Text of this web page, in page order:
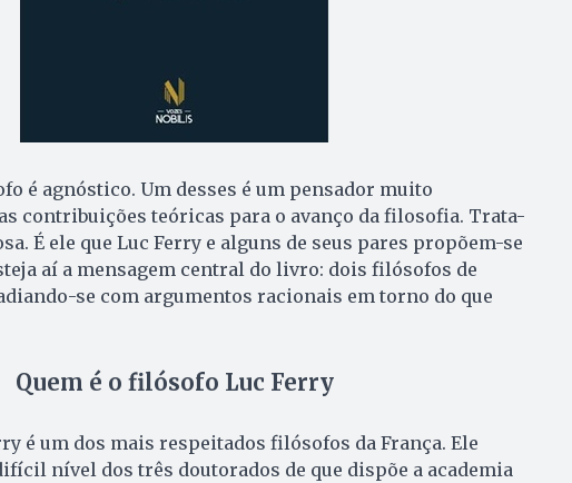
é agnóstico. Um desses é um pensador muito
contribuições teóricas para o avanço da filosofia. Trata-
É ele que Luc Ferry e alguns de seus pares propõem-se
aí a mensagem central do livro: dois filósofos de
se com argumentos racionais em torno do que
Quem é o filósofo Luc Ferry
é um dos mais respeitados filósofos da França. Ele
nível dos três doutorados de que dispõe a academia